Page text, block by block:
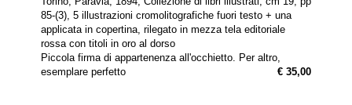
85-(3), 5 illustrazioni cromolitografiche fuori testo + una
applicata in copertina, rilegato in mezza tela editoriale
rossa con titoli in oro al dorso
Piccola firma di appartenenza all'occhietto. Per altro,
esemplare perfetto
€ 35,00